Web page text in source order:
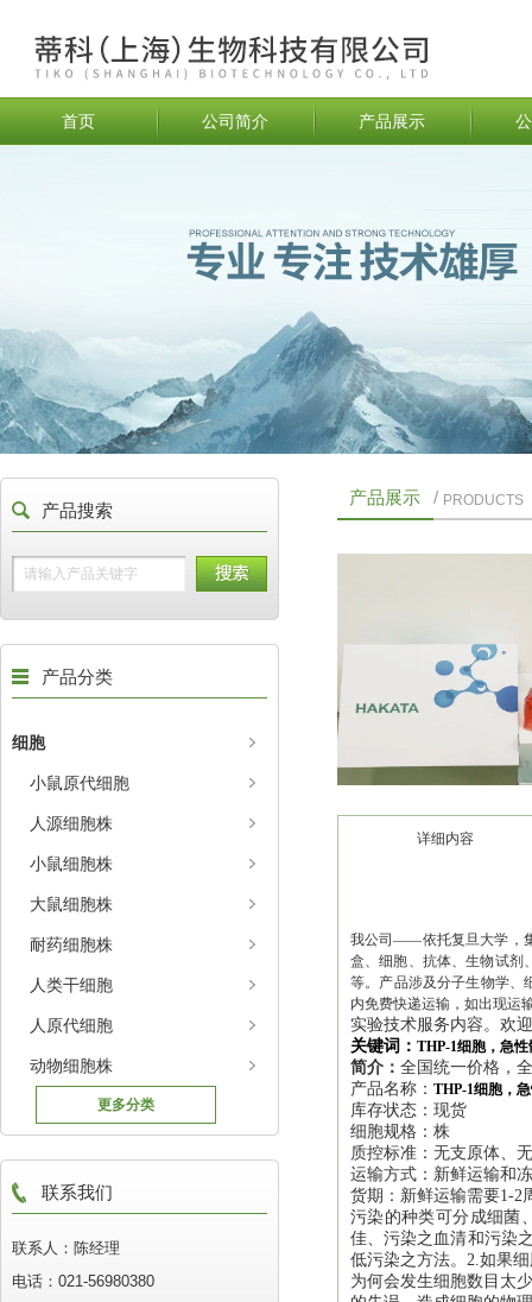
首页 公司简介 产品展示
产品搜索
产品分类
细胞
小鼠原代细胞
人源细胞株
小鼠细胞株
大鼠细胞株
耐药细胞株
人类干细胞
人原代细胞
动物细胞株
更多分类
联系我们
联系人：陈经理
电话：021-56980380
产品展示 / PRODUCTS
详细内容
我公司——依托复旦大学，
盒、细胞、抗体、生物试剂
等。产品涉及分子生物学、
内免费快递运输，如出现运
实验技术服务内容。欢
关键词： THP-1细胞，急
简介： 全国统一价格，
产品名称： THP-1细胞，
库存状态：现货
细胞规格：株
质控标准：无支原体、
运输方式：新鲜运输和
货期：新鲜运输需要1-2
污染的种类可分成细菌
佳、污染之血清和污染
低污染之方法。2.如果
为何会发生细胞数目太